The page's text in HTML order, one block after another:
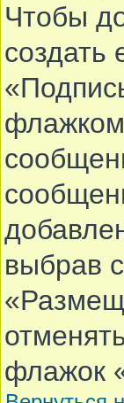
Чтобы
создать
флажком
выбрав
флажок